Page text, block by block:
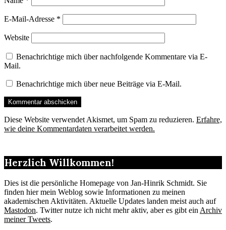
E-Mail-Adresse *
Website
Benachrichtige mich über nachfolgende Kommentare via E-
Mail.
Benachrichtige mich über neue Beiträge via E-Mail.
Diese Website verwendet Akismet, um Spam zu reduzieren. Erfahre,
wie deine Kommentardaten verarbeitet werden.
Herzlich Willkommen!
Dies ist die persönliche Homepage von Jan-Hinrik Schmidt. Sie
finden hier mein Weblog sowie Informationen zu meinen
akademischen Aktivitäten. Aktuelle Updates landen meist auch auf
Mastodon. Twitter nutze ich nicht mehr aktiv, aber es gibt ein Archiv
meiner Tweets.